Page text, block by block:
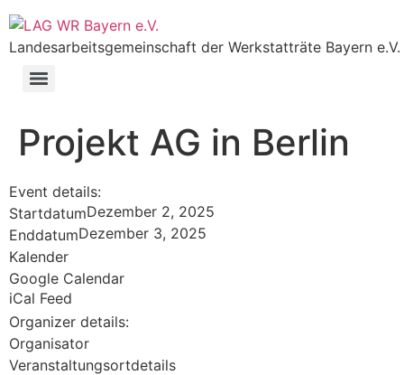
Landesarbeitsgemeinschaft der Werkstatträte Bayern e.V.
Projekt AG in Berlin
Event details:
StartdatumDezember 2, 2025
EnddatumDezember 3, 2025
Kalender
Google Calendar
iCal Feed
Organizer details:
Organisator
Veranstaltungsortdetails